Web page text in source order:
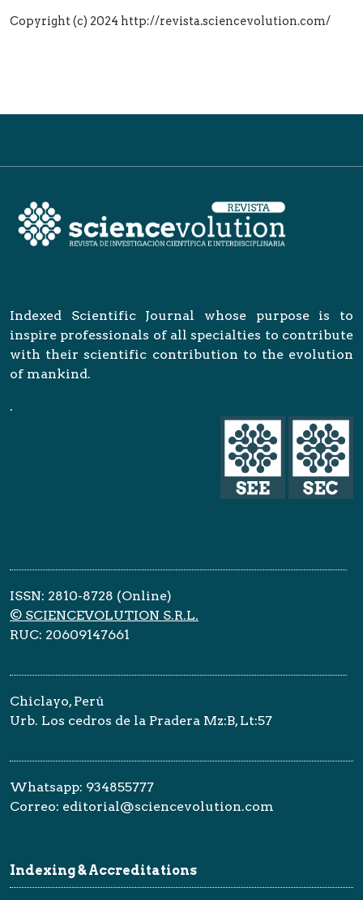
Copyright (c) 2024 http://revista.sciencevolution.com/
Indexed Scientific Journal whose purpose is to
inspire professionals of all specialties to contribute
with their scientific contribution to the evolution
of mankind.
.
ISSN: 2810-8728 (Online)
© SCIENCEVOLUTION S.R.L.
RUC: 20609147661
Chiclayo, Perú
Urb. Los cedros de la Pradera Mz:B, Lt:57
Whatsapp: 934855777
Correo: editorial@sciencevolution.com
Indexing & Accreditations